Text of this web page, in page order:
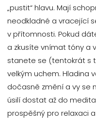
„pustit“ hlavu. Mají
neodkladné a vracející
v přítomnosti. Pokud
a zkusíte vnímat tóny a
stanete se (tentokrát s
velkým uchem. Hladina
dočasně změní a vy se
úsilí dostat až do
prospěšný pro relaxaci